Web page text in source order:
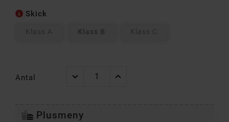
Skick
Klass A Klass B Klass C
Antal
Plusmeny